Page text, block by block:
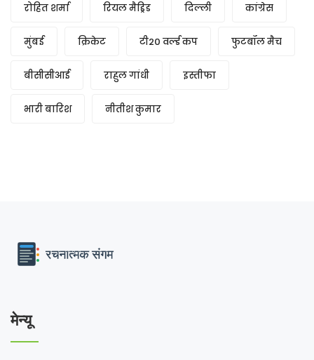
रोहित शर्मा रियल मैड्रिड दिल्ली कांग्रेस
मुंबई क्रिकेट टी20 वर्ल्ड कप फुटबॉल मैच
बीसीसीआई राहुल गांधी इस्तीफा
भारी बारिश नीतीश कुमार
मेन्यू